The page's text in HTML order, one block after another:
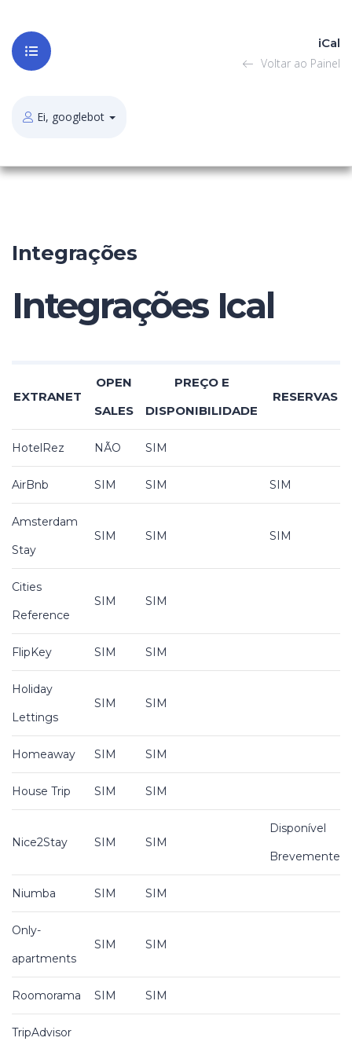
iCal
Voltar ao Painel
Ei, googlebot
Integrações
Integrações Ical
EXTRANET
OPEN
SALES
PREÇO E
DISPONIBILIDADE
RESERVAS
HotelRez NÃO SIM
AirBnb SIM SIM SIM
Amsterdam
Stay
SIM SIM SIM
Cities
Reference
SIM SIM
FlipKey SIM SIM
Holiday
Lettings
SIM SIM
Homeaway SIM SIM
House Trip SIM SIM
Nice2Stay SIM SIM
Disponível
Brevemente
Niumba SIM SIM
Only-
apartments
SIM SIM
Roomorama SIM SIM
TripAdvisor